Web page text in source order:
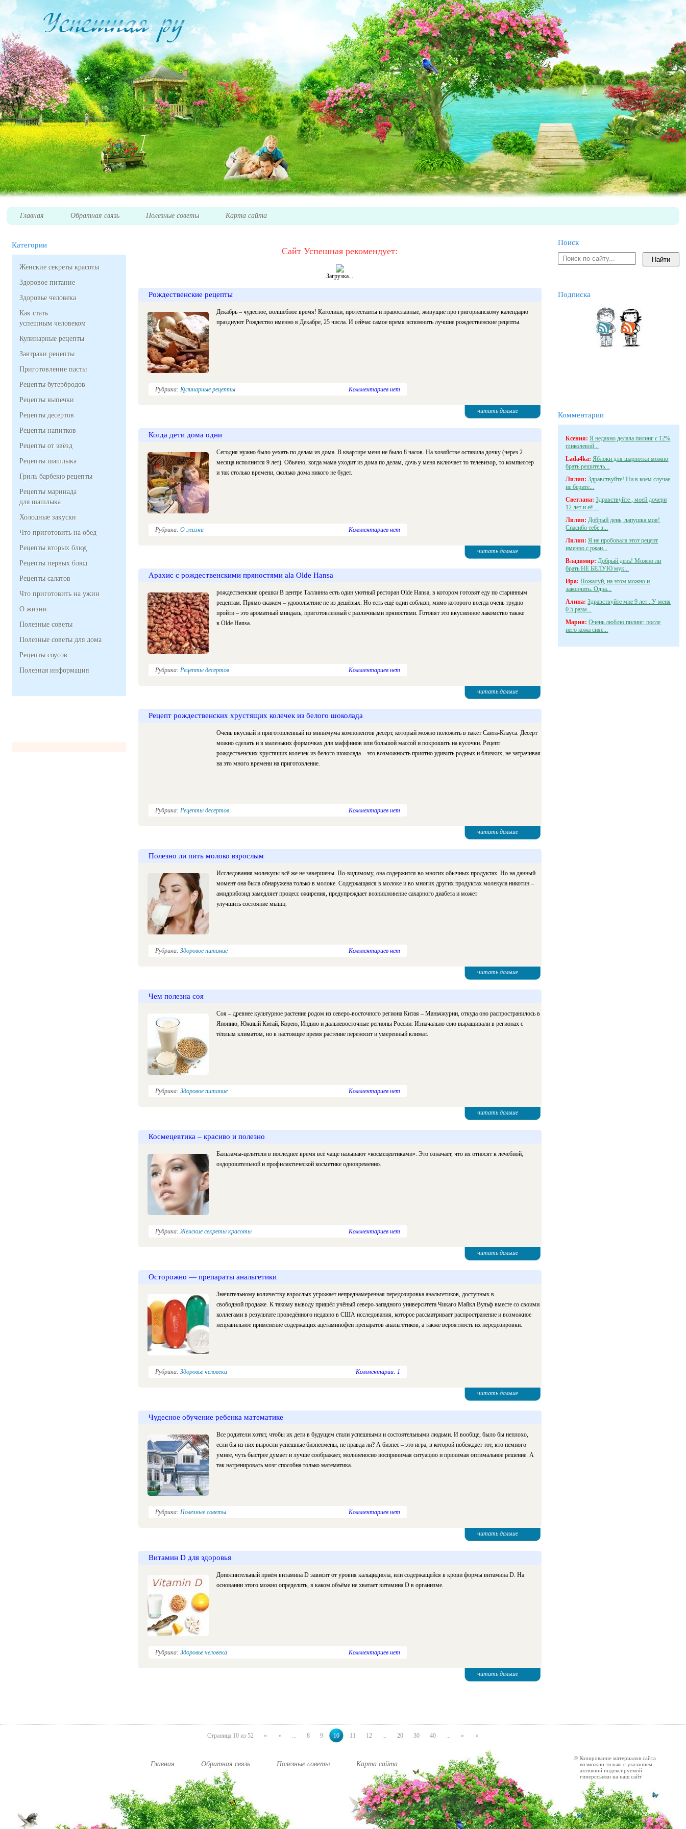
Главная Обратная связь Полезные советы Карта сайта
Категории
Женские секреты красоты
Здоровое питание
Здоровье человека
Как стать
успешным человеком
Кулинарные рецепты
Завтраки рецепты
Приготовление пасты
Рецепты бутербродов
Рецепты выпечки
Рецепты десертов
Рецепты напитков
Рецепты от звёзд
Рецепты шашлыка
Гриль барбекю рецепты
Рецепты маринада
для шашлыка
Холодные закуски
Что приготовить на обед
Рецепты вторых блюд
Рецепты первых блюд
Рецепты салатов
Что приготовить на ужин
О жизни
Полезные советы
Полезные советы для дома
Рецепты соусов
Полезная информация
Сайт Успешная рекомендует:
Загрузка...
Рождественские рецепты
Декабрь – чудесное, волшебное время! Католики, протестанты и православные, живущие про григорианскому календарю
празднуют Рождество именно в Декабре, 25 числа. И сейчас самое время вспомнить лучшие рождественские рецепты.
Рубрика: Кулинарные рецепты Комментариев нет
читать дальше
Когда дети дома одни
Сегодня нужно было уехать по делам из дома. В квартире меня не было 8 часов. На хозяйстве оставила дочку (через 2
месяца исполнится 9 лет). Обычно, когда мама уходит из дома по делам, дочь у меня включает то телевизор, то компьютер
и так столько времени, сколько дома никого не будет.
Рубрика: О жизни Комментариев нет
читать дальше
Арахис с рождественскими пряностями ala Olde Hansa
рождественские орешки В центре Таллинна есть один уютный ресторан Olde Hansa, в котором готовят еду по старинным
рецептам. Прямо скажем – удовольствие не из дешёвых. Но есть ещё один соблазн, мимо которого всегда очень трудно
пройти – это ароматный миндаль, приготовленный с различными пряностями. Готовят это вкусненное лакомство также
в Olde Hansa.
Рубрика: Рецепты десертов Комментариев нет
читать дальше
Рецепт рождественских хрустящих колечек из белого шоколада
Очень вкусный и приготовленный из минимума компонентов десерт, который можно положить в пакет Санта-Клауса. Десерт
можно сделать и в маленьких формочках для маффинов или большой массой и покрошить на кусочки. Рецепт
рождественских хрустящих колечек из белого шоколада – это возможность приятно удивить родных и близких, не затрачивая
на это много времени на приготовление.
Рубрика: Рецепты десертов Комментариев нет
читать дальше
Полезно ли пить молоко взрослым
Исследования молекулы всё же не завершены. По-видимому, она содержится во многих обычных продуктах. Но на данный
момент она была обнаружена только в молоке. Содержащаяся в молоке и во многих других продуктах молекула никотин –
амидрибозид замедляет процесс ожирения, предупреждает возникновение сахарного диабета и может
улучшить состояние мышц.
Рубрика: Здоровое питание Комментариев нет
читать дальше
Чем полезна соя
Соя – древнее культурное растение родом из северо-восточного региона Китая – Маньчжурии, откуда оно распространилось в
Японию, Южный Китай, Корею, Индию и дальневосточные регионы России. Изначально сою выращивали в регионах с
тёплым климатом, но в настоящее время растение переносит и умеренный климат.
Рубрика: Здоровое питание Комментариев нет
читать дальше
Космецевтика – красиво и полезно
Бальзамы-целители в последнее время всё чаще называют «космецевтиками». Это означает, что их относят к лечебной,
оздоровительной и профилактической косметике одновременно.
Рубрика:Женские секреты красоты Комментариев нет
читать дальше
Осторожно — препараты анальгетики
Значительному количеству взрослых угрожает непреднамеренная передозировка анальгетиков, доступных в
свободной продаже. К такому выводу пришёл учёный северо-западного университета Чикаго Майкл Вульф вместе со своими
коллегами в результате проведённого недавно в США исследования, которое рассматривает распространение и возможное
неправильное применение содержащих ацетаминофен препаратов анальгетиков, а также вероятность их передозировки.
Рубрика: Здоровье человека Комментарии: 1
читать дальше
Чудесное обучение ребенка математике
Все родители хотят, чтобы их дети в будущем стали успешными и состоятельными людьми. И вообще, было бы неплохо,
если бы из них выросли успешные бизнесмены, не правда ли? А бизнес – это игра, в которой побеждает тот, кто немного
умнее, чуть быстрее думает и лучше соображает, молниеносно воспринимая ситуацию и принимая оптимальное решение. А
так натренировать мозг способна только математика.
Рубрика: Полезные советы Комментариев нет
читать дальше
Витамин D для здоровья
Дополнительный приём витамина D зависит от уровня кальцидиола, или содержащейся в крови формы витамина D. На
основании этого можно определить, в каком объёме не хватает витамина D в организме.
Рубрика: Здоровье человека Комментариев нет
читать дальше
Поиск
Подписка
Комментарии
Ксения: Я недавно делала пилинг с 12%
гликолевой...
Lada4ka: Яблоки для шарлотки можно
брать решитель...
Лилия: Здравствуйте! Ни в коем случае
не берите...
Светлана: Здравствуйте , моей дочери
12 лет и её ...
Лилия: Добрый день, лапушка моя!
Спасибо тебе з...
Лилия: Я не пробовала этот рецепт
именно с ржан...
Владимир: Добрый день! Можно ли
брать НЕ БЕЛУЮ мук...
Ира: Пожалуй, на этом можно и
закончить. Одна...
Алина: Здравствуйте мне 9 лет ..У меня
0.5 разм...
Мария: Очень люблю пилинг, после
него кожа сияе...
Страница 10 из 52 « « ... 8 9 10 11 12 ... 20 30 40 ... » »
Главная Обратная связь Полезные советы Карта сайта
© Копирование материалов сайта
возможно только с указанием
активной индексируемой
гиперссылки на наш сайт